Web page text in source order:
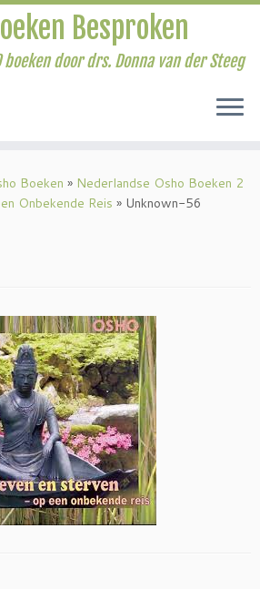
Besproken
door drs. Donna van der Steeg
Boeken » Nederlandse Osho Boeken 2
Onbekende Reis » Unknown-56